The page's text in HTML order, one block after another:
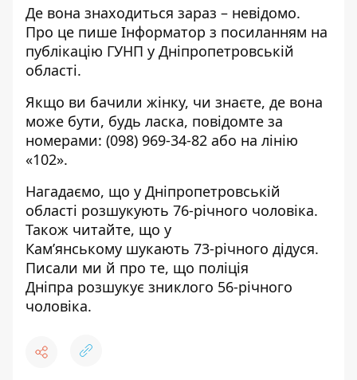
Де вона знаходиться зараз – невідомо.
Про це пише Інформатор з посиланням на
публікацію ГУНП у Дніпропетровській
області.
Якщо ви бачили жінку, чи знаєте, де вона
може бути, будь ласка, повідомте за
номерами: (098) 969-34-82 або на лінію
«102».
Нагадаємо, що у Дніпропетровській
області розшукують 76-річного чоловіка.
Також читайте, що у
Кам’янському шукають 73-річного дідуся.
Писали ми й про те, що поліція
Дніпра розшукує зниклого 56-річного
чоловіка.